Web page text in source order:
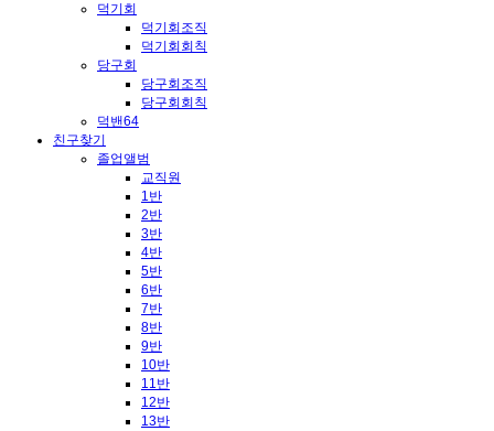
덕기회
덕기회조직
덕기회회칙
당구회
당구회조직
당구회회칙
덕밴64
친구찾기
졸업앨범
교직원
1반
2반
3반
4반
5반
6반
7반
8반
9반
10반
11반
12반
13반